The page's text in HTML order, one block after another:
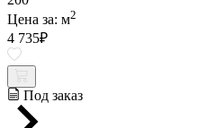
Цена за: м2
4 735₽
Под заказ